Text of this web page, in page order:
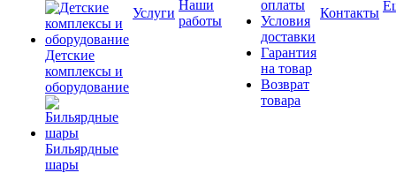
Детские
комплексы и
оборудование
Бильярдные
шары
Услуги
Наши
работы
оплаты
Условия
доставки
Гарантия
на товар
Возврат
товара
Контакты